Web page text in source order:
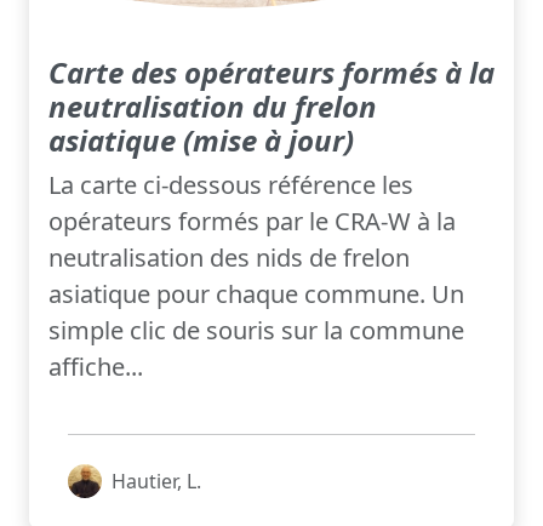
Carte des opérateurs formés à la
neutralisation du frelon
asiatique (mise à jour)
La carte ci-dessous référence les
opérateurs formés par le CRA-W à la
neutralisation des nids de frelon
asiatique pour chaque commune. Un
simple clic de souris sur la commune
affiche...
Hautier, L.